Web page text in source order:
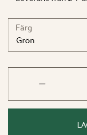
Färg